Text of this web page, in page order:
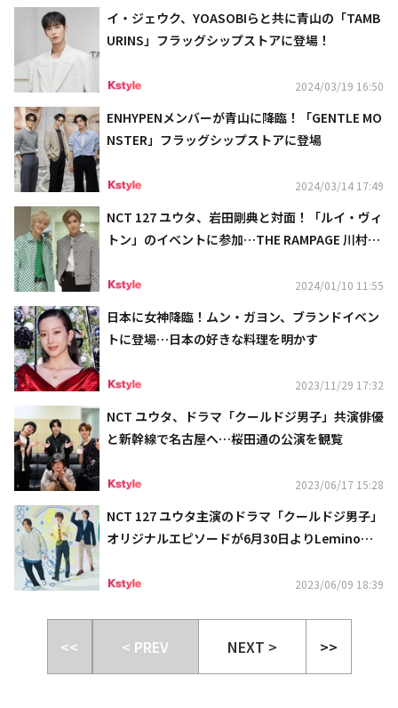
イ・ジェウク、YOASOBIらと共に青山の「TAMB
URINS」フラッグシップストアに登場！
2024/03/19 16:50
ENHYPENメンバーが青山に降臨！「GENTLE MO
NSTER」フラッグシップストアに登場
2024/03/14 17:49
NCT 127 ユウタ、岩田剛典と対面！「ルイ・ヴィ
トン」のイベントに参加…THE RAMPAGE 川村壱
2024/01/10 11:55
日本に女神降臨！ムン・ガヨン、ブランドイベン
トに登場…日本の好きな料理を明かす
2023/11/29 17:32
NCT ユウタ、ドラマ「クールドジ男子」共演俳優
と新幹線で名古屋へ…桜田通の公演を観覧
2023/06/17 15:28
NCT 127 ユウタ主演のドラマ「クールドジ男子」
オリジナルエピソードが6月30日よりLeminoで
2023/06/09 18:39
<< < PREV NEXT > >>